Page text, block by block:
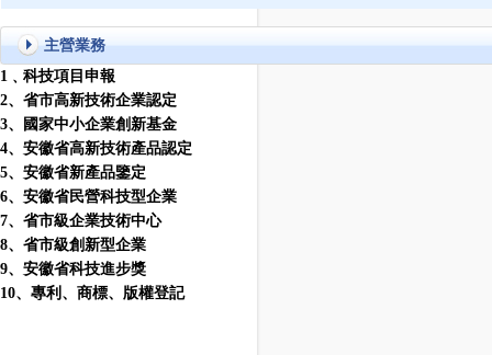
主營業務
1 ﹑科技項目申報
2、省市高新技術企業認定
3、國家中小企業創新基金
4、安徽省高新技術產品認定
5、安徽省新產品鑒定
6、安徽省民營科技型企業
7、省市級企業技術中心
8、省市級創新型企業
9、安徽省科技進步獎
10、 專利 、 商標、 版權登記